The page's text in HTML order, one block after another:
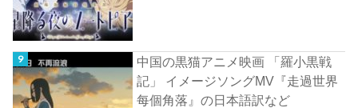
中国の黒猫アニメ映画 「羅小黒戦
記」 イメージソングMV『走過世界
每個角落』の日本語訳など